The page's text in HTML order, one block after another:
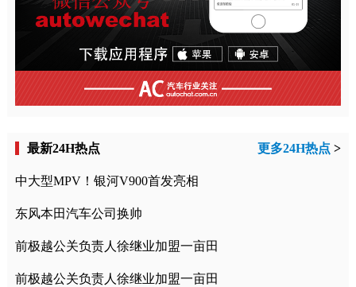
最新24H热点 更多24H热点 >
中大型MPV！银河V900首发亮相
东风本田汽车公司换帅
前极越公关负责人徐继业加盟一亩田
前极越公关负责人徐继业加盟一亩田